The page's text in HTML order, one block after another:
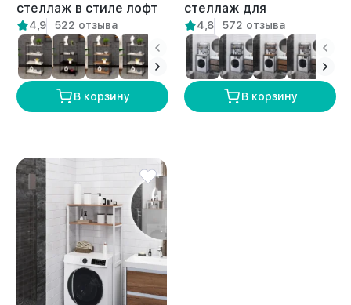
стеллаж в стиле лофт
Луара золотой/
амаретто
4,9 522 отзыва
В корзину
стеллаж для
стиральной машины
лофт Керио белый/
амаретто
4,8 572 отзыва
В корзину